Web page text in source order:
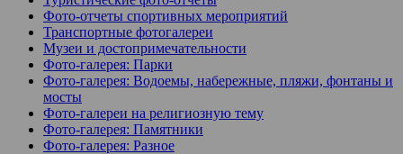
Фото-отчеты спортивных мероприятий
Транспортные фотогалереи
Музеи и достопримечательности
Фото-галерея: Парки
Фото-галерея: Водоемы, набережные, пляжи, фонтаны и
мосты
Фото-галереи на религиозную тему
Фото-галерея: Памятники
Фото-галерея: Разное